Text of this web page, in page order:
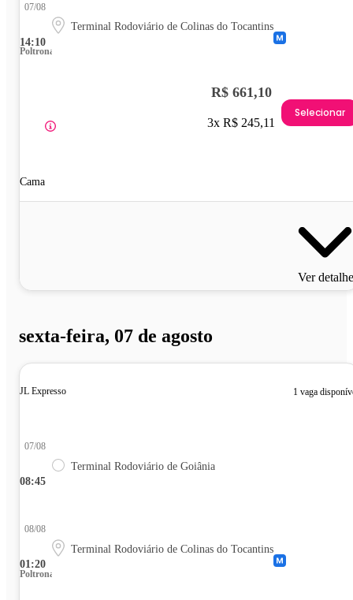
14:10
07/08
Terminal Rodoviário de Colinas do Tocantins
Poltrona
Cama
R$ 661,10
3x R$ 245,11
Selecionar
Ver
sexta-feira, 07 de agosto
JL Expresso 1 vaga
08:45
07/08
Terminal Rodoviário de Goiânia
01:20
08/08
Terminal Rodoviário de Colinas do Tocantins
Poltrona